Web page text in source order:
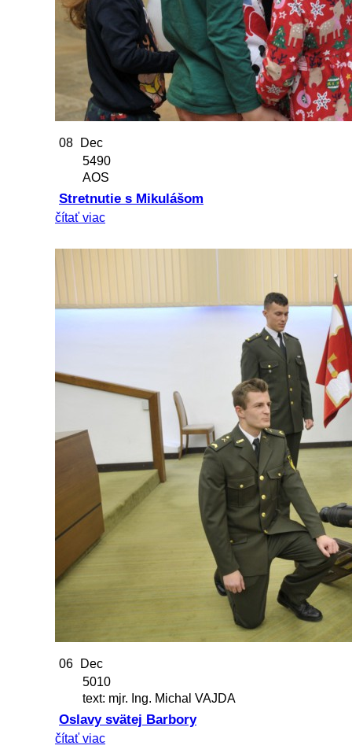
08
Dec
5490
AOS
Stretnutie s Mikulášom
čítať viac
06
Dec
5010
text: mjr. Ing. Michal VAJDA
Oslavy svätej Barbory
čítať viac